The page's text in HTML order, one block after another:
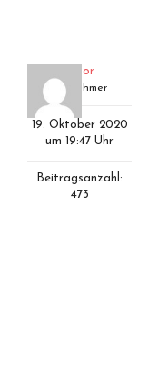
aviator
Teilnehmer
19. Oktober 2020
um 19:47 Uhr
Beitragsanzahl:
473